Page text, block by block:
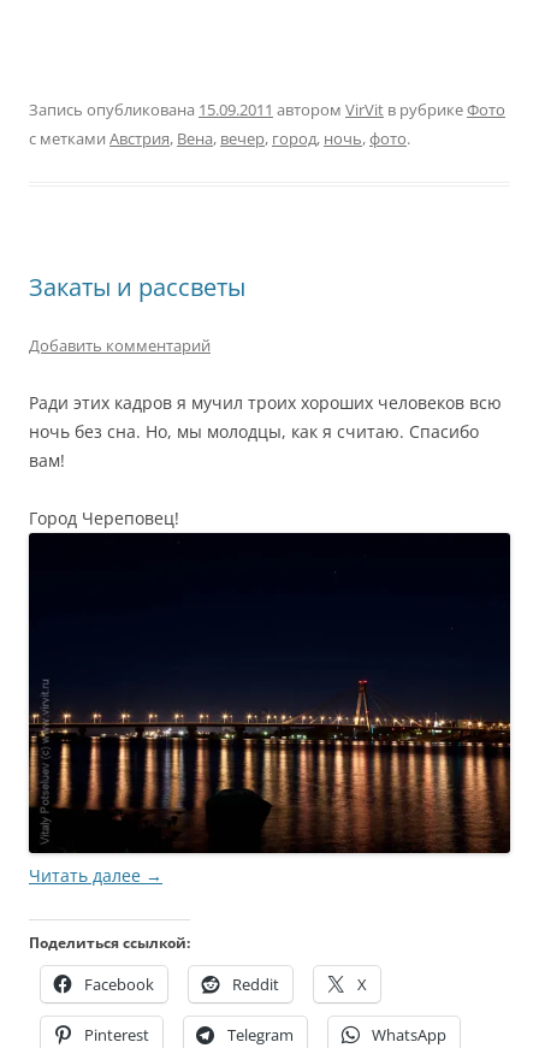
Запись опубликована 15.09.2011 автором VirVit в рубрикеФото
с метками Австрия, Вена, вечер, город, ночь,фото.
Закаты и рассветы
Добавить комментарий
Ради этих кадров я мучил троих хороших человеков всю
ночь без сна. Но, мы молодцы, как я считаю. Спасибо
вам!
Город Череповец!
Читать далее →
Поделиться ссылкой:
Facebook Reddit X
Pinterest Telegram WhatsApp